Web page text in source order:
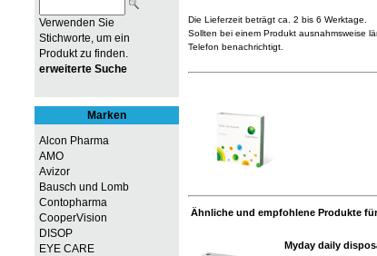
Verwenden Sie
Stichworte, um ein
Produkt zu finden.
erweiterte Suche
Marken
Alcon Pharma
AMO
Avizor
Bausch und Lomb
Contopharma
CooperVision
DISOP
EYE CARE
Die Lieferzeit beträgt ca. 2 bis 6 Werktage.
Sollten bei einem Produkt ausnahmsweise
Telefon benachrichtigt.
Ähnliche und empfohlene Produkte
Myday daily